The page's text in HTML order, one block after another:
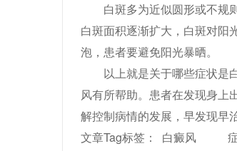
白斑多为近似圆形或不规则
白斑面积逐渐扩大，白斑对阳
泡，患者要避免阳光暴晒。
以上就是关于哪些症状是白
风有所帮助。患者在发现身上
解控制病情的发展，早发现早
文章Tag标签：
白癜风